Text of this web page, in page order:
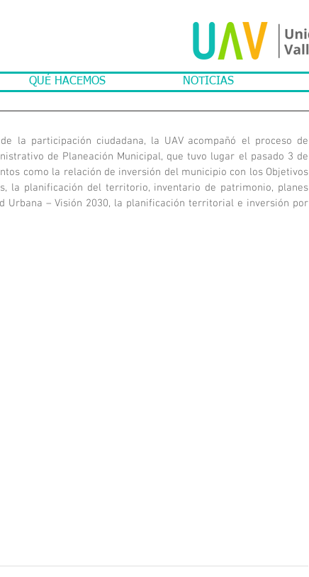
QUÉ HACEMOS NOTICIAS
la participación ciudadana, la UAV acompañó el proceso de
de Planeación Municipal, que tuvo lugar el pasado 3 de
como la relación de inversión del municipio con los Objetivos
la planificación del territorio, inventario de patrimonio, planes
Urbana – Visión 2030, la planificación territorial e inversión por